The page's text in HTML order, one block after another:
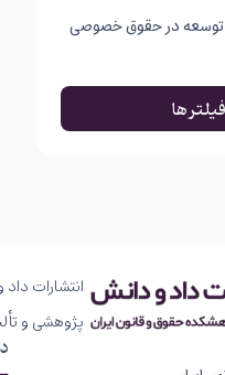
توسعه در حقوق خصوصی
ها
انتشارات
پژوهشی و